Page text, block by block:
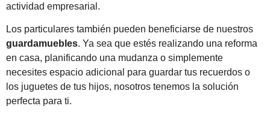
actividad empresarial.
Los particulares también pueden beneficiarse de nuestros
guardamuebles. Ya sea que estés realizando una reforma
en casa, planificando una mudanza o simplemente
necesites espacio adicional para guardar tus recuerdos o
los juguetes de tus hijos, nosotros tenemos la solución
perfecta para ti.